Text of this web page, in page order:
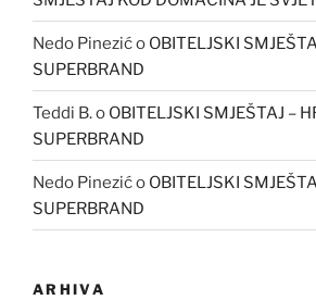
Nedo Pinezićo OBITELJSKI
SUPERBRAND
Teddi B.o OBITELJSKI SMJEŠTAJ –
SUPERBRAND
Nedo Pinezićo OBITELJSKI
SUPERBRAND
ARHIVA